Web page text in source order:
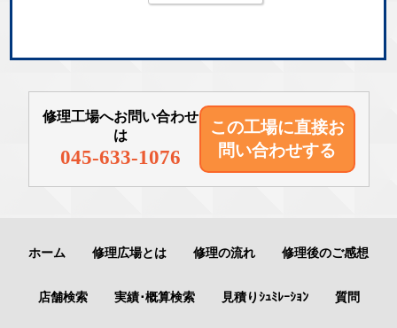
修理工場へお問い合わせ
は
045-633-1076
この工場に直接お
問い合わせする
ホーム 修理広場とは 修理の流れ 修理後のご感想
店舗検索 実績･概算検索 見積りｼｭﾐﾚｰｼｮﾝ 質問